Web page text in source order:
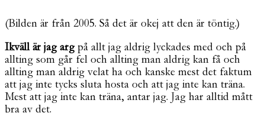
(Bilden är från 2005. Så det är okej att den är töntig.)
Ikväll är jag argpå allt jag aldrig lyckades med och på
allting som går fel och allting man aldrig kan få och
allting man aldrig velat ha och kanske mest det faktum
att jag inte tycks sluta hosta och att jag inte kan träna.
Mest att jag inte kan träna, antar jag. Jag har alltid mått
bra av det.